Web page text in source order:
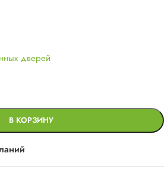
дверей
В КОРЗИНУ